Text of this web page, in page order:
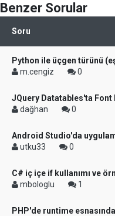
Benzer Sorular
Soru
Python ile üçgen türünü
m.cengiz
0
JQuery Datatables'ta
dağhan
0
Android Studio'da
utku33
0
C# iç içe if kullanımı ve
mbologlu
1
PHP'de runtime